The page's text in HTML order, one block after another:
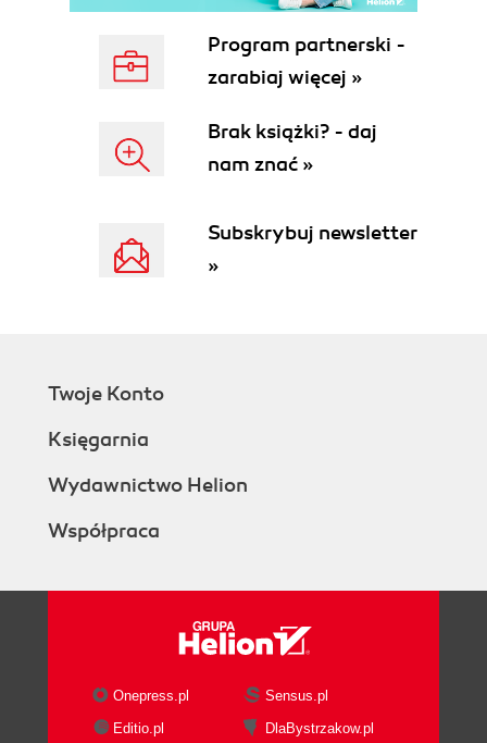
Program partnerski -
zarabiaj więcej »
Brak książki? - daj
nam znać »
Subskrybuj newsletter
»
Twoje Konto
Księgarnia
Wydawnictwo Helion
Współpraca
Onepress.pl
Sensus.pl
Editio.pl
DlaBystrzakow.pl